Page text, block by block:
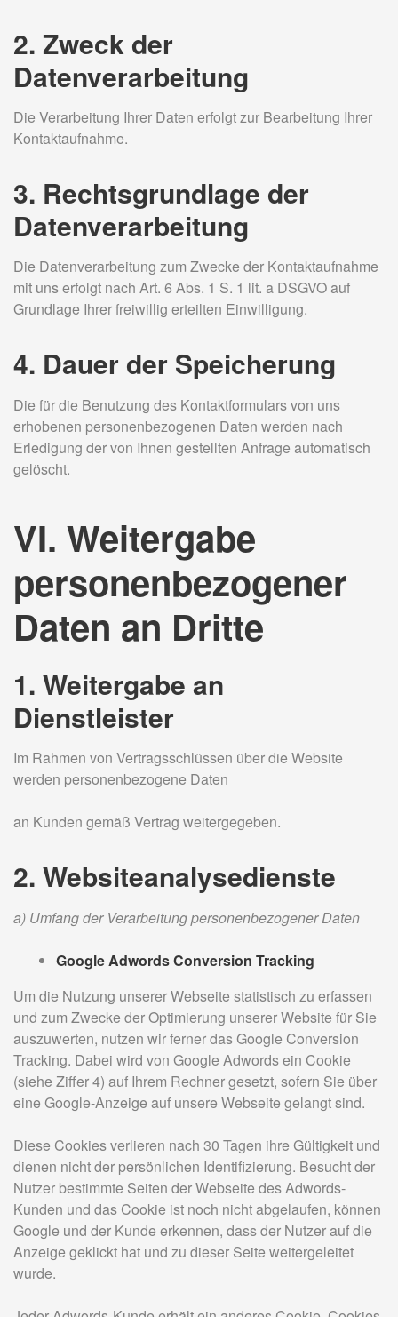
2. Zweck der
Datenverarbeitung
Die Verarbeitung Ihrer Daten erfolgt zur Bearbeitung Ihrer
Kontaktaufnahme.
3. Rechtsgrundlage der
Datenverarbeitung
Die Datenverarbeitung zum Zwecke der Kontaktaufnahme
mit uns erfolgt nach Art. 6 Abs. 1 S. 1 lit. a DSGVO auf
Grundlage Ihrer freiwillig erteilten Einwilligung.
4. Dauer der Speicherung
Die für die Benutzung des Kontaktformulars von uns
erhobenen personenbezogenen Daten werden nach
Erledigung der von Ihnen gestellten Anfrage automatisch
gelöscht.
VI. Weitergabe
personenbezogener
Daten an Dritte
1. Weitergabe an
Dienstleister
Im Rahmen von Vertragsschlüssen über die Website
werden personenbezogene Daten
an Kunden gemäß Vertrag weitergegeben.
2. Websiteanalysedienste
a) Umfang der Verarbeitung personenbezogener Daten
Google Adwords Conversion Tracking
Um die Nutzung unserer Webseite statistisch zu erfassen
und zum Zwecke der Optimierung unserer Website für Sie
auszuwerten, nutzen wir ferner das Google Conversion
Tracking. Dabei wird von Google Adwords ein Cookie
(siehe Ziffer 4) auf Ihrem Rechner gesetzt, sofern Sie über
eine Google-Anzeige auf unsere Webseite gelangt sind.
Diese Cookies verlieren nach 30 Tagen ihre Gültigkeit und
dienen nicht der persönlichen Identifizierung. Besucht der
Nutzer bestimmte Seiten der Webseite des Adwords-
Kunden und das Cookie ist noch nicht abgelaufen, können
Google und der Kunde erkennen, dass der Nutzer auf die
Anzeige geklickt hat und zu dieser Seite weitergeleitet
wurde.